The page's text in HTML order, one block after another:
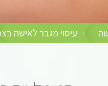
› עיסוי מגבר לאישה